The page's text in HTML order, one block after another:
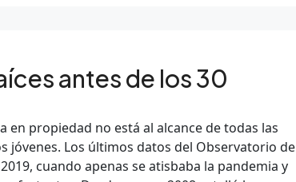
antes de los 30
en propiedad no está al alcance de todas las
jóvenes. Los últimos datos del Observatorio de
cuando apenas se atisbaba la pandemia y